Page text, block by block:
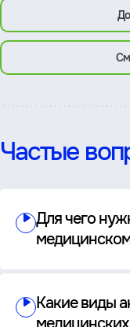
Частые
Для чего
Какие виды